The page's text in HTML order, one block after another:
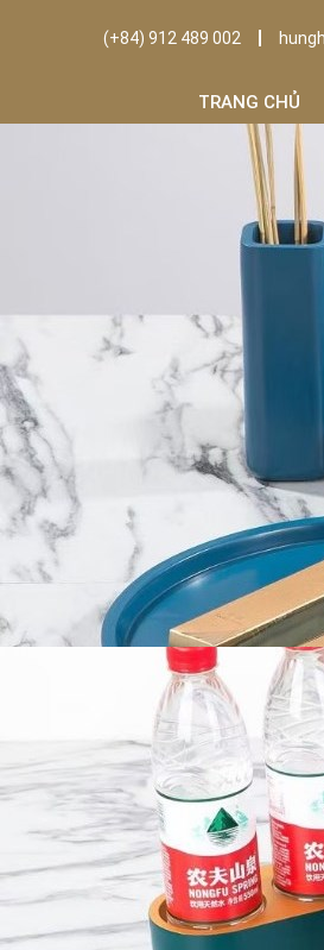
(+84) 912 489 002
TRANG CHỦ